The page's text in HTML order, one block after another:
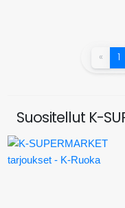
« 1
Suositellut K-